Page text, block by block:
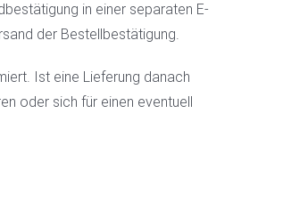
in einer separaten E-
der Bestellbestätigung.
Ist eine Lieferung danach
oder sich für einen eventuell